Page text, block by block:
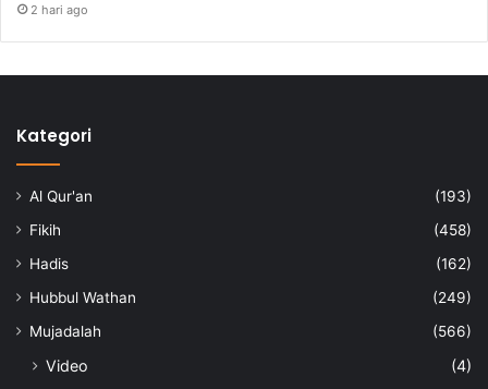
2 hari ago
Kategori
Al Qur'an
(193)
Fikih
(458)
Hadis
(162)
Hubbul Wathan
(249)
Mujadalah
(566)
Video (4)